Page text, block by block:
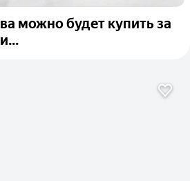
можно будет купить за